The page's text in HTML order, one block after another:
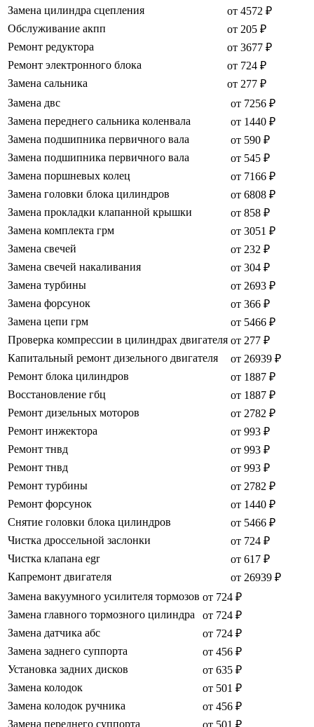
Замена цилиндра сцепления
от 4572 ₽
Обслуживание акпп
от 205 ₽
Ремонт редуктора
от 3677 ₽
Ремонт электронного блока
от 724 ₽
Замена сальника
от 277 ₽
Замена двс
от 7256 ₽
Замена переднего сальника коленвала
от 1440 ₽
Замена подшипника первичного вала
от 590 ₽
Замена подшипника первичного вала
от 545 ₽
Замена поршневых колец
от 7166 ₽
Замена головки блока цилиндров
от 6808 ₽
Замена прокладки клапанной крышки
от 858 ₽
Замена комплекта грм
от 3051 ₽
Замена свечей
от 232 ₽
Замена свечей накаливания
от 304 ₽
Замена турбины
от 2693 ₽
Замена форсунок
от 366 ₽
Замена цепи грм
от 5466 ₽
Проверка компрессии в цилиндрах двигателя от 277 ₽
Капитальный ремонт дизельного двигателя
от 26939 ₽
Ремонт блока цилиндров
от 1887 ₽
Восстановление гбц
от 1887 ₽
Ремонт дизельных моторов
от 2782 ₽
Ремонт инжектора
от 993 ₽
Ремонт тнвд
от 993 ₽
Ремонт тнвд
от 993 ₽
Ремонт турбины
от 2782 ₽
Ремонт форсунок
от 1440 ₽
Снятие головки блока цилиндров
от 5466 ₽
Чистка дроссельной заслонки
от 724 ₽
Чистка клапана egr
от 617 ₽
Капремонт двигателя
от 26939 ₽
Замена вакуумного усилителя тормозов от 724 ₽
Замена главного тормозного цилиндра
от 724 ₽
Замена датчика абс
от 724 ₽
Замена заднего суппорта
от 456 ₽
Установка задних дисков
от 635 ₽
Замена колодок
от 501 ₽
Замена колодок ручника
от 456 ₽
Замена переднего суппорта